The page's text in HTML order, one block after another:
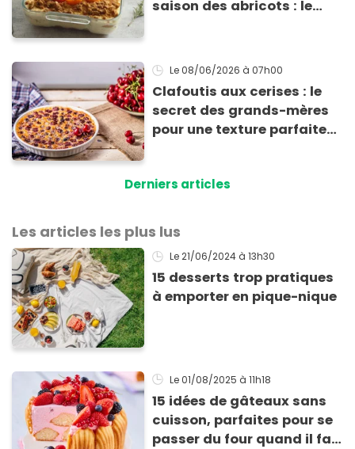
saison des abricots : le
Le 08/06/2026 à 07h00
Clafoutis aux cerises : le
secret des grands-mères
pour une texture parfaite
Derniers articles
Les articles les plus lus
Le 21/06/2024 à 13h30
15 desserts trop pratiques
à emporter en pique-nique
Le 01/08/2025 à 11h18
15 idées de gâteaux sans
cuisson, parfaites pour se
passer du four quand il fait